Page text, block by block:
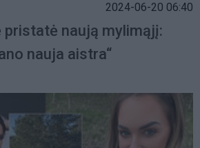
2024-06-20 06:40
naują mylimąjį:
nauja aistra“